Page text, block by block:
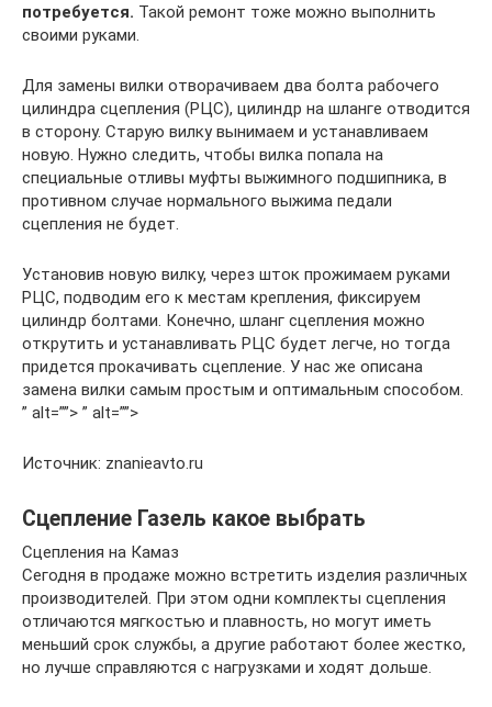
потребуется. Такой ремонт тоже можно выполнить
своими руками.
Для замены вилки отворачиваем два болта рабочего
цилиндра сцепления (РЦС), цилиндр на шланге отводится
в сторону. Старую вилку вынимаем и устанавливаем
новую. Нужно следить, чтобы вилка попала на
специальные отливы муфты выжимного подшипника, в
противном случае нормального выжима педали
сцепления не будет.
Установив новую вилку, через шток прожимаем руками
РЦС, подводим его к местам крепления, фиксируем
цилиндр болтами. Конечно, шланг сцепления можно
открутить и устанавливать РЦС будет легче, но тогда
придется прокачивать сцепление. У нас же описана
замена вилки самым простым и оптимальным способом.
” alt=””> ” alt=””>
Источник: znanieavto.ru
Сцепление Газель какое выбрать
Сцепления на Камаз
Сегодня в продаже можно встретить изделия различных
производителей. При этом одни комплекты сцепления
отличаются мягкостью и плавность, но могут иметь
меньший срок службы, а другие работают более жестко,
но лучше справляются с нагрузками и ходят дольше.